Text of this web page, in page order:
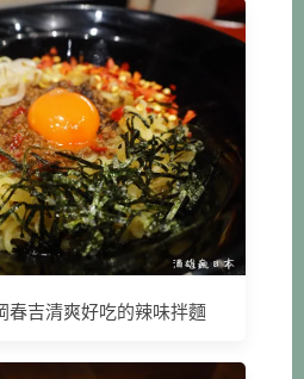
春吉清爽好吃的辣味拌麵